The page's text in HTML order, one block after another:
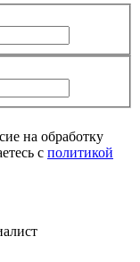
на обработку
с политикой